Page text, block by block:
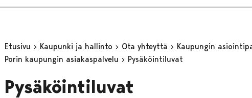
Etusivu Kaupunki ja hallinto Ota yhteyttä
Kaupungin
Porin kaupungin asiakaspalvelu
Pysäköintiluvat
Pysäköintiluvat